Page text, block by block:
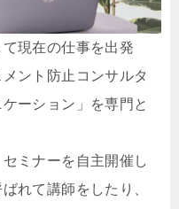
現在の仕事を出発
ント防止コンサルタ
ーション」を専門と
ミナーを自主開催し
れて講師をしたり、